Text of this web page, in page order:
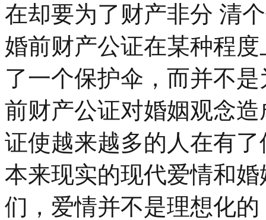
在却要为了财产非分 清
婚前财产公证在某种程
了一个保护伞，而并不
前财产公证对婚姻观念
证使越来越多的人在有
本来现实的现代爱情和
们，爱情并不是理想化